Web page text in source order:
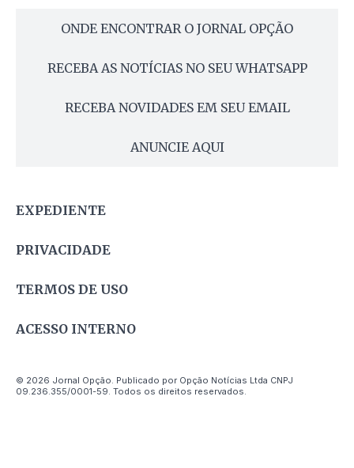
ONDE ENCONTRAR O JORNAL OPÇÃO
RECEBA AS NOTÍCIAS NO SEU WHATSAPP
RECEBA NOVIDADES EM SEU EMAIL
ANUNCIE AQUI
EXPEDIENTE
PRIVACIDADE
TERMOS DE USO
ACESSO INTERNO
© 2026 Jornal Opção. Publicado por Opção Notícias Ltda CNPJ
09.236.355/0001-59. Todos os direitos reservados.